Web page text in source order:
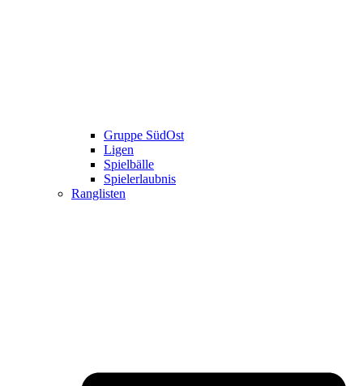
Gruppe SüdOst
Ligen
Spielbälle
Spielerlaubnis
Ranglisten